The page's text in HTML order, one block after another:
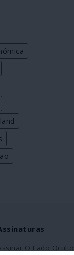
O Lado Oculto